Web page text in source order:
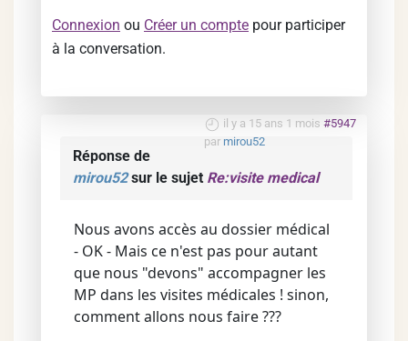
Connexion ou Créer un compte pour participer
à la conversation.
il y a 15 ans 1 mois #5947
par mirou52
Réponse de
mirou52sur le sujet Re:visite medical
Nous avons accès au dossier médical
- OK - Mais ce n'est pas pour autant
que nous "devons" accompagner les
MP dans les visites médicales ! sinon,
comment allons nous faire ???